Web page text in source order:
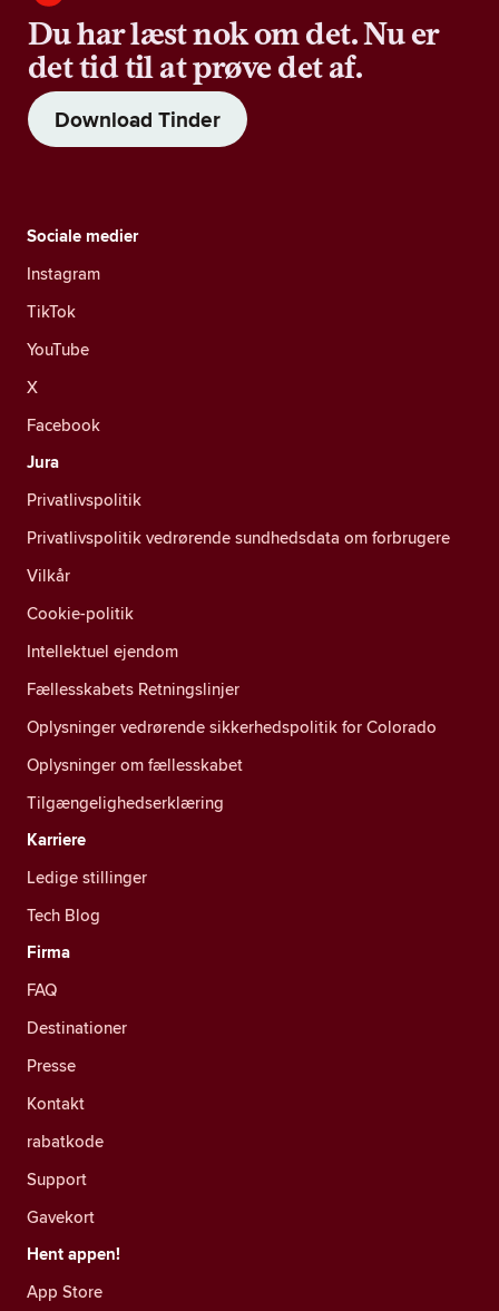
Du har læst nok om det. Nu er
det tid til at prøve det af.
Download Tinder
Sociale medier
Instagram
TikTok
YouTube
X
Facebook
Jura
Privatlivspolitik
Privatlivspolitik vedrørende sundhedsdata om forbrugere
Vilkår
Cookie-politik
Intellektuel ejendom
Fællesskabets Retningslinjer
Oplysninger vedrørende sikkerhedspolitik for Colorado
Oplysninger om fællesskabet
Tilgængelighedserklæring
Karriere
Ledige stillinger
Tech Blog
Firma
FAQ
Destinationer
Presse
Kontakt
rabatkode
Support
Gavekort
Hent appen!
App Store